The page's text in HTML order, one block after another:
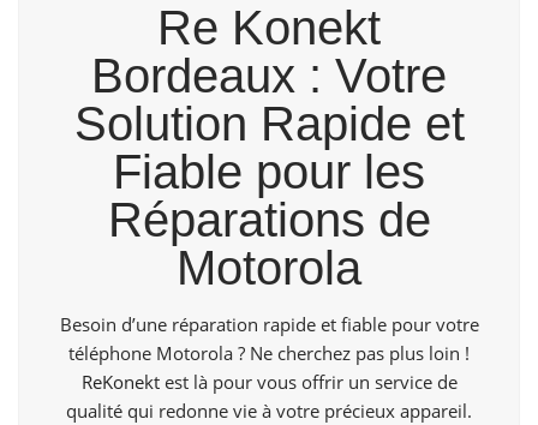
Re Konekt
Bordeaux : Votre
Solution Rapide et
Fiable pour les
Réparations de
Motorola
Besoin d’une réparation rapide et fiable pour votre
téléphone Motorola ? Ne cherchez pas plus loin !
ReKonektest là pour vous offrir un service de
qualité qui redonne vie à votre précieux appareil.